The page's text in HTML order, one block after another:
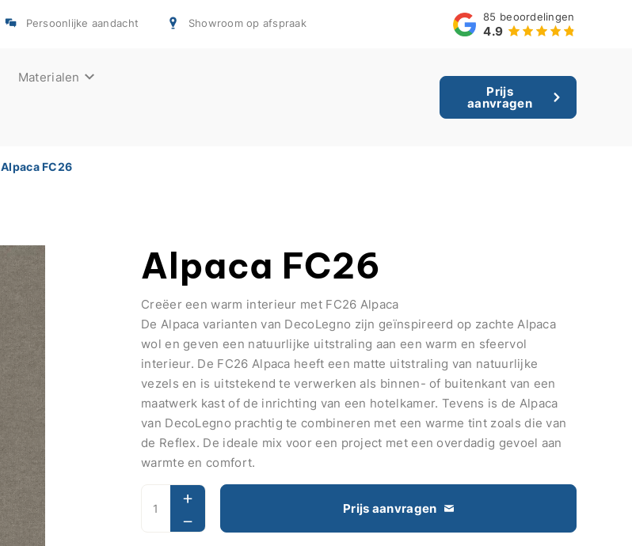
Persoonlijke aandacht Showroom op afspraak 85 beoordelingen
4.9
Materialen
Prijs
aanvragen
Alpaca FC26
Alpaca FC26
Creëer een warm interieur met FC26 Alpaca
De Alpaca varianten van DecoLegno zijn geïnspireerd op zachte Alpaca
wol en geven een natuurlijke uitstraling aan een warm en sfeervol
interieur. De FC26 Alpaca heeft een matte uitstraling van natuurlijke
vezels en is uitstekend te verwerken als binnen- of buitenkant van een
maatwerk kast of de inrichting van een hotelkamer. Tevens is de Alpaca
van DecoLegno prachtig te combineren met een warme tint zoals die van
de Reflex. De ideale mix voor een project met een overdadig gevoel aan
warmte en comfort.
Prijs aanvragen